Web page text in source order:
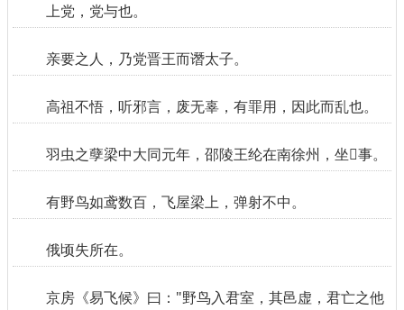
上党，党与也。
亲要之人，乃党晋王而谮太子。
高祖不悟，听邪言，废无辜，有罪用，因此而乱也。
羽虫之孽梁中大同元年，邵陵王纶在南徐州，坐事。
有野鸟如鸢数百，飞屋梁上，弹射不中。
俄顷失所在。
京房《易飞候》曰："野鸟入君室，其邑虚，君亡之他